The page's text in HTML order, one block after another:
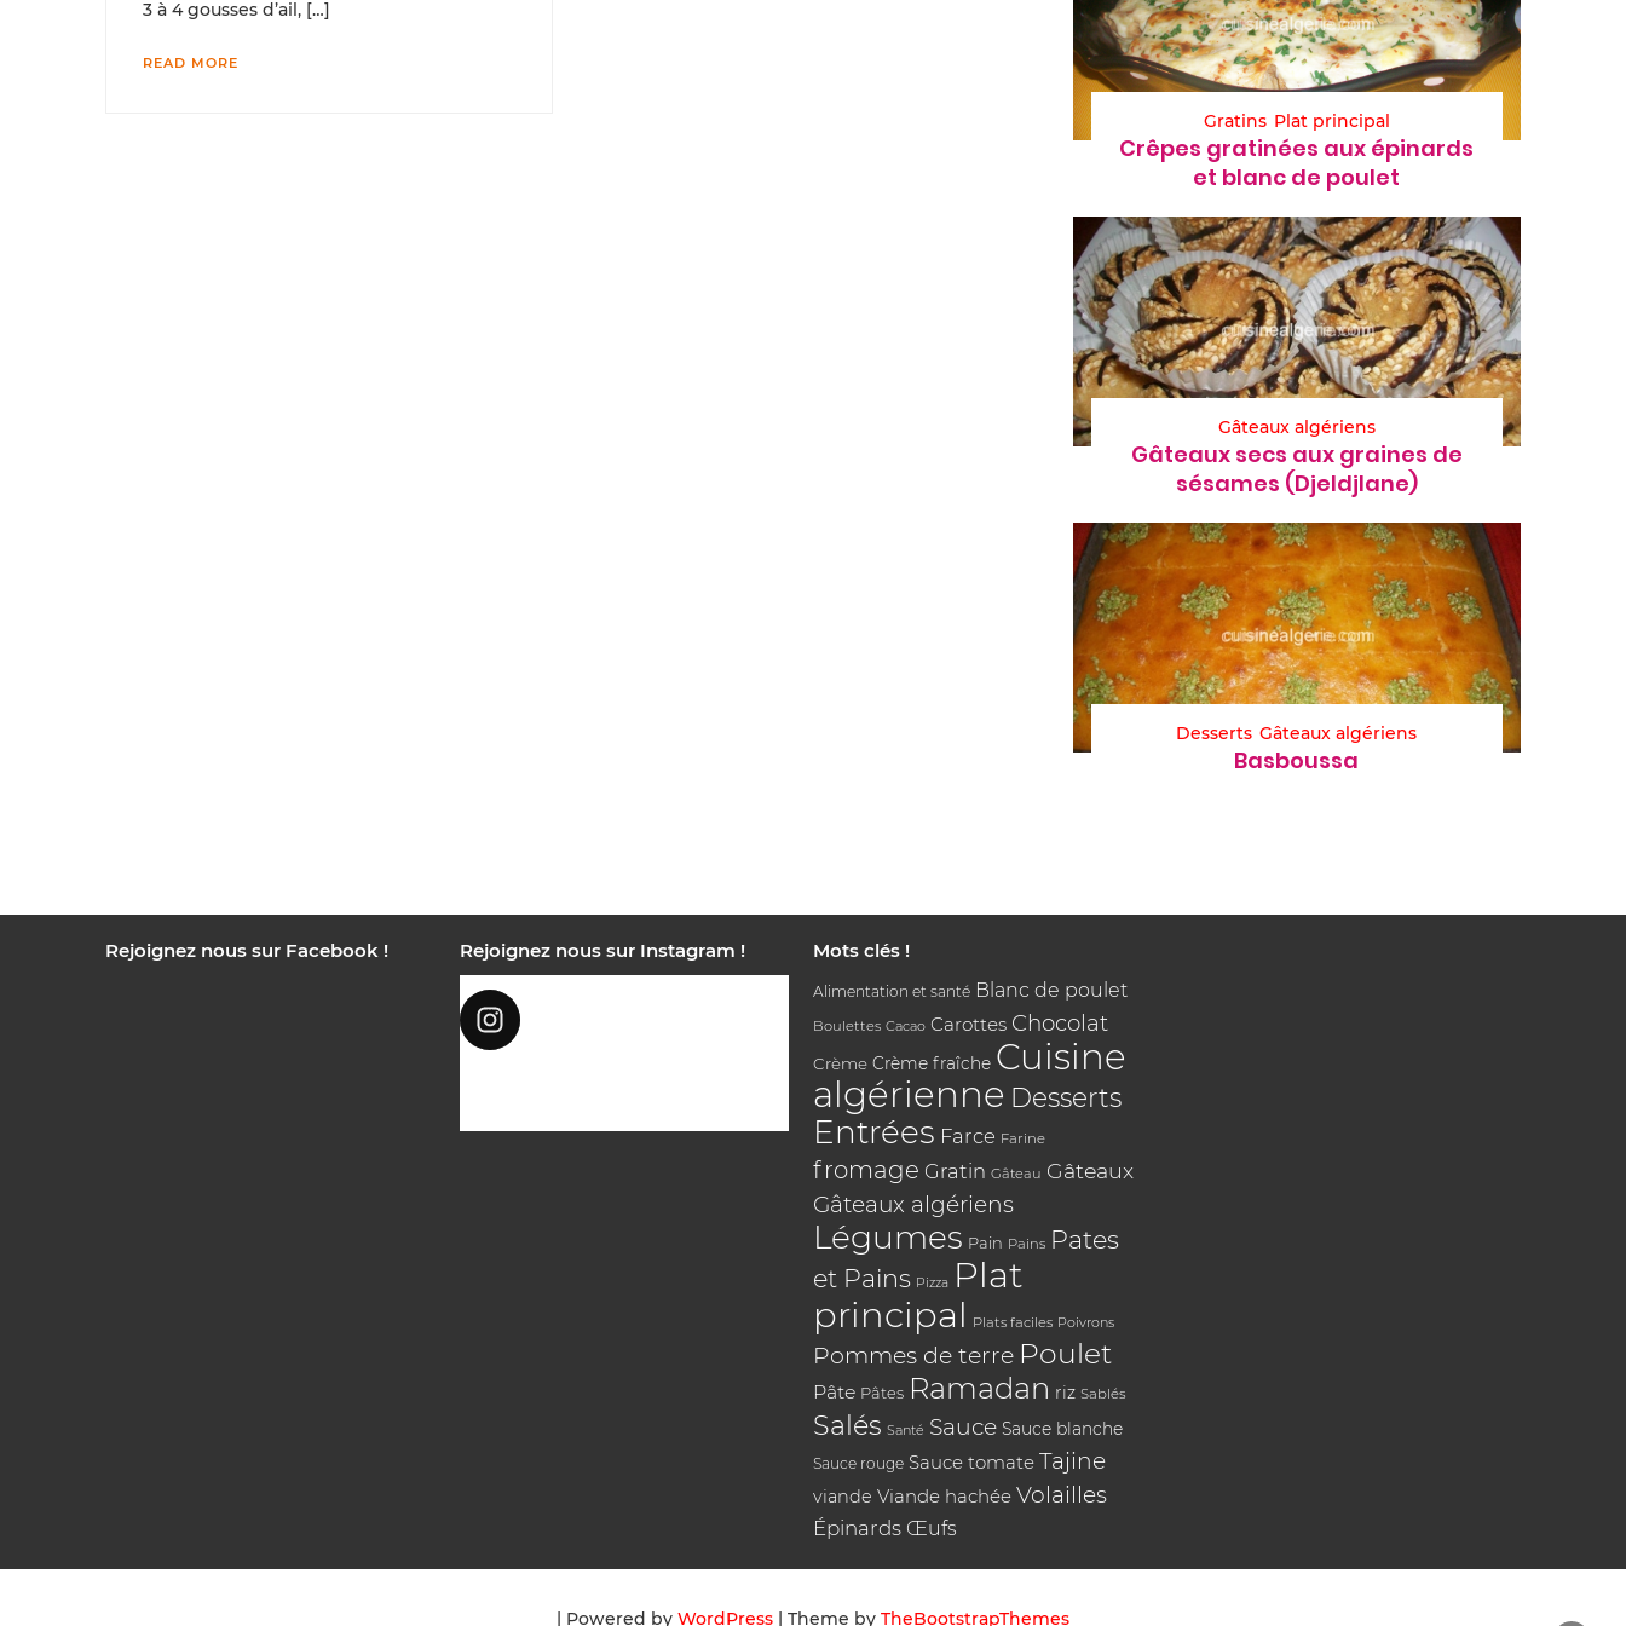
3 à 4 gousses d’ail, […]
READ MORE
Gratins Plat principal
Crêpes gratinées aux épinards
et blanc de poulet
Gâteaux algériens
Gâteaux secs aux graines de
sésames (Djeldjlane)
Desserts Gâteaux algériens
Basboussa
Rejoignez nous sur Facebook ! Rejoignez nous sur Instagram ! Mots clés !
Alimentation et santé Blanc de poulet
Boulettes Cacao Carottes Chocolat
Crème Crème fraîche Cuisine
algérienne Desserts
Entrées Farce Farine
fromage Gratin Gâteau Gâteaux
Gâteaux algériens
Légumes Pain Pains Pates
et Pains Pizza Plat
principal Plats faciles Poivrons
Pommes de terre Poulet
Pâte Pâtes Ramadan riz Sablés
Salés Santé Sauce Sauce blanche
Sauce rouge Sauce tomate Tajine
viande Viande hachée Volailles
Épinards Œufs
| Powered by WordPress | Theme by TheBootstrapThemes